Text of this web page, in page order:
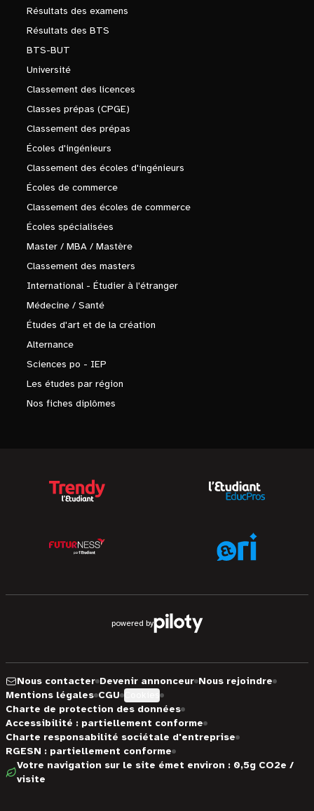
Résultats des examens
Résultats des BTS
BTS-BUT
Université
Classement des licences
Classes prépas (CPGE)
Classement des prépas
Écoles d'ingénieurs
Classement des écoles d'ingénieurs
Écoles de commerce
Classement des écoles de commerce
Écoles spécialisées
Master / MBA / Mastère
Classement des masters
International - Étudier à l'étranger
Médecine / Santé
Études d'art et de la création
Alternance
Sciences po - IEP
Les études par région
Nos fiches diplômes
powered by
Nous contacter Devenir annonceur Nous rejoindre
Mentions légales CGU
Charte de protection des données
Accessibilité : partiellement conforme
Charte responsabilité sociétale d'entreprise
RGESN : partiellement conforme
Votre navigation sur le site émet environ : 0,5g CO2e /
visite